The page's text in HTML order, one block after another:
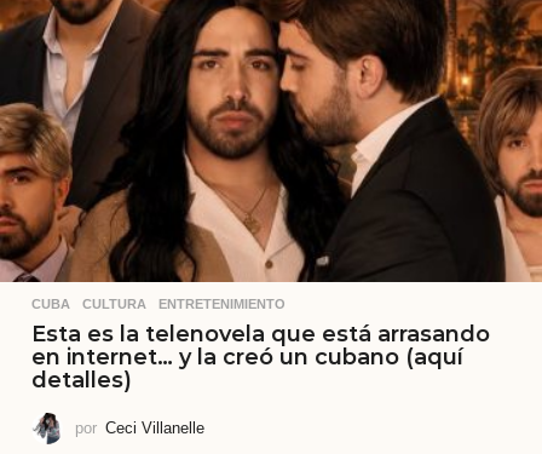
CUBA ,CULTURA ,ENTRETENIMIENTO
Esta es la telenovela que está arrasando
en internet… y la creó un cubano (aquí
detalles)
por Ceci Villanelle